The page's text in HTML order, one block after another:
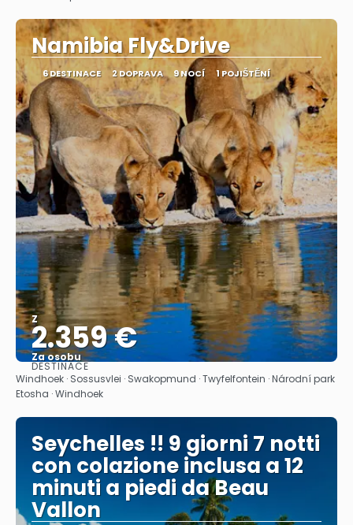
Namibia Fly&Drive
6 DESTINACE 2 DOPRAVA 9 NOCÍ 1 POJIŠTĚNÍ
Z
2.359 €
Za osobu
Zobrazit
DESTINACE
Windhoek · Sossusvlei · Swakopmund · Twyfelfontein · Národní park
Etosha · Windhoek
Seychelles !! 9 giorni 7 notti
con colazione inclusa a 12
minuti a piedi da Beau
Vallon